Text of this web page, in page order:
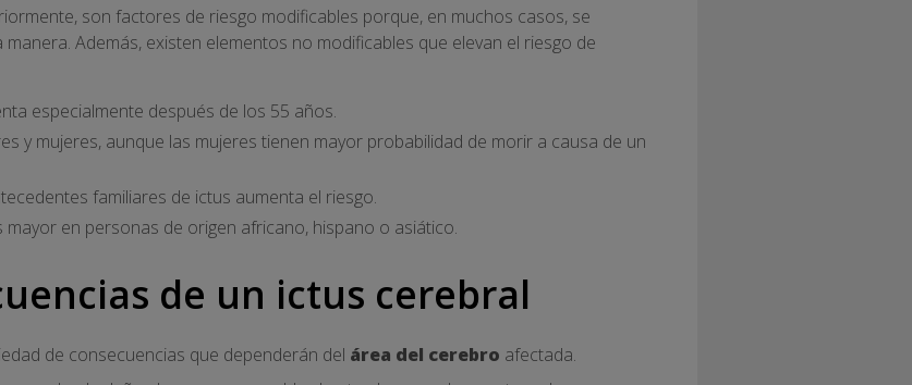
son factores de riesgo modificables porque, en muchos casos, se
Además, existen elementos no modificables que elevan el riesgo de
especialmente después de los 55 años.
y mujeres, aunque las mujeres tienen mayor probabilidad de morir a causa de un
familiares de ictus aumenta el riesgo.
mayor en personas de origen africano, hispano o asiático.
de un ictus cerebral
de consecuencias que dependerán del área del cerebro afectada.